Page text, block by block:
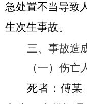
急处置不当导致
生次生事故。
三、事故造
（一）伤亡
死者： 傅某